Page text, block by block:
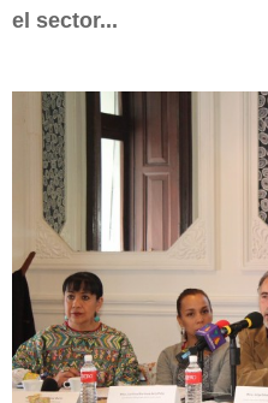
el sector...